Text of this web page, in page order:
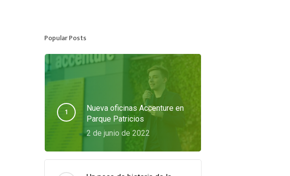
Popular Posts
Nueva oficinas Accenture en
Parque Patricios
2 de junio de 2022